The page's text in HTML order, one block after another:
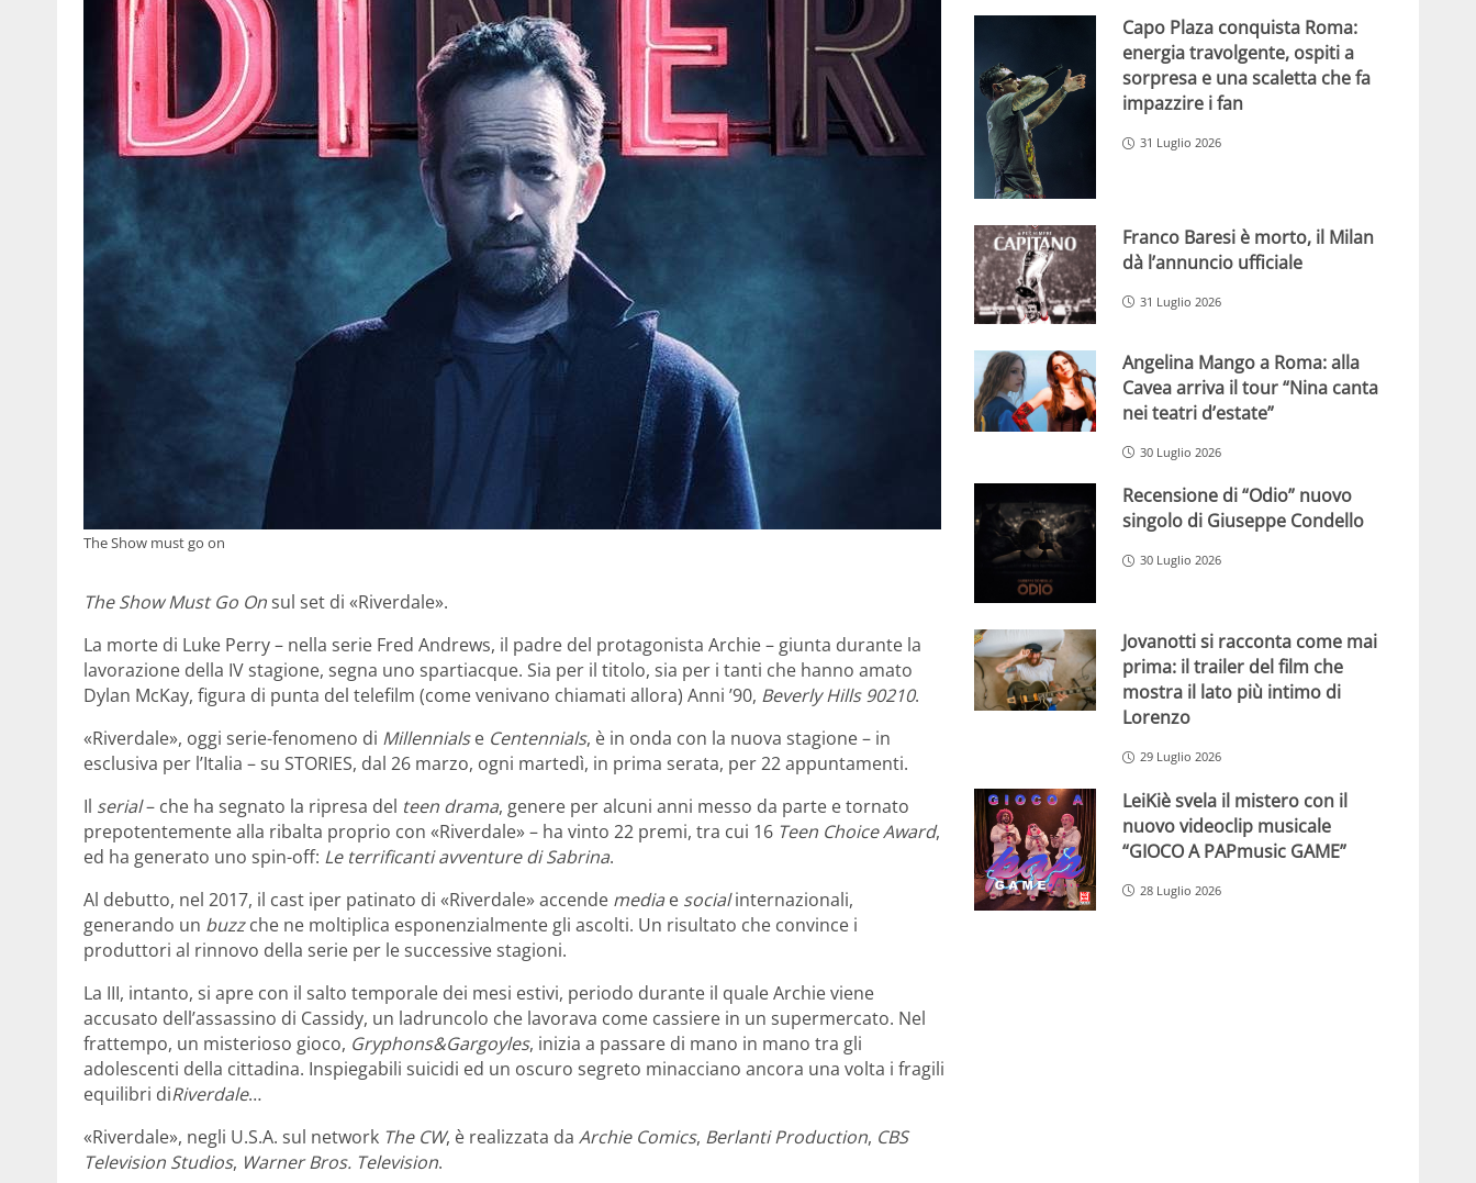
The Show must go on
The Show Must Go Onsul set di «Riverdale».
La morte di Luke Perry – nella serie Fred Andrews, il padre del protagonista Archie – giunta durante la
lavorazione della IV stagione, segna uno spartiacque. Sia per il titolo, sia per i tanti che hanno amato
Dylan McKay, figura di punta del telefilm (come venivano chiamati allora) Anni ’90, Beverly Hills 90210.
«Riverdale», oggi serie-fenomeno di Millennialse Centennials, è in onda con la nuova stagione – in
esclusiva per l’Italia – su STORIES, dal 26 marzo, ogni martedì, in prima serata, per 22 appuntamenti.
Il serial– che ha segnato la ripresa del teen drama, genere per alcuni anni messo da parte e tornato
prepotentemente alla ribalta proprio con «Riverdale» – ha vinto 22 premi, tra cui 16 Teen Choice Award,
ed ha generato uno spin-off: Le terrificanti avventure di Sabrina.
Al debutto, nel 2017, il cast iper patinato di «Riverdale» accende media e socialinternazionali,
generando un buzzche ne moltiplica esponenzialmente gli ascolti. Un risultato che convince i
produttori al rinnovo della serie per le successive stagioni.
La III, intanto, si apre con il salto temporale dei mesi estivi, periodo durante il quale Archie viene
accusato dell’assassino di Cassidy, un ladruncolo che lavorava come cassiere in un supermercato. Nel
frattempo, un misterioso gioco, Gryphons&Gargoyles, inizia a passare di mano in mano tra gli
adolescenti della cittadina. Inspiegabili suicidi ed un oscuro segreto minacciano ancora una volta i fragili
equilibri diRiverdale…
«Riverdale», negli U.S.A. sul network The CW, è realizzata da Archie Comics, Berlanti Production, CBS
Television Studios, Warner Bros. Television.
Capo Plaza conquista Roma:
energia travolgente, ospiti a
sorpresa e una scaletta che fa
impazzire i fan
31 Luglio 2026
Franco Baresi è morto, il Milan
dà l’annuncio ufficiale
31 Luglio 2026
Angelina Mango a Roma: alla
Cavea arriva il tour “Nina canta
nei teatri d’estate”
30 Luglio 2026
Recensione di “Odio” nuovo
singolo di Giuseppe Condello
30 Luglio 2026
Jovanotti si racconta come mai
prima: il trailer del film che
mostra il lato più intimo di
Lorenzo
29 Luglio 2026
LeiKiè svela il mistero con il
nuovo videoclip musicale
“GIOCO A PAPmusic GAME”
28 Luglio 2026